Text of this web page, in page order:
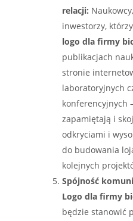
relacji:
inwestorzy,
logo dla firmy
publikacjach
stronie
laboratoryjnych
konferencyjnych
zapamiętają i
odkryciami i
do budowania
kolejnych
Spójność
Logo dla firmy
będzie stanowić